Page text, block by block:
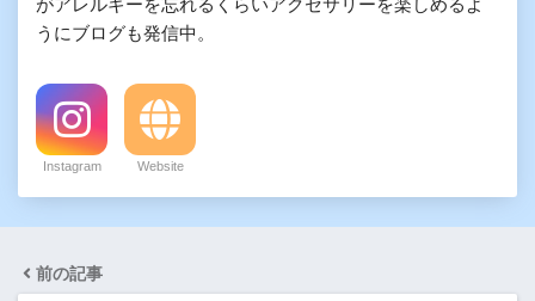
がアレルギーを忘れるくらいアクセサリーを楽しめるよ
うにブログも発信中。
Instagram Website
前の記事